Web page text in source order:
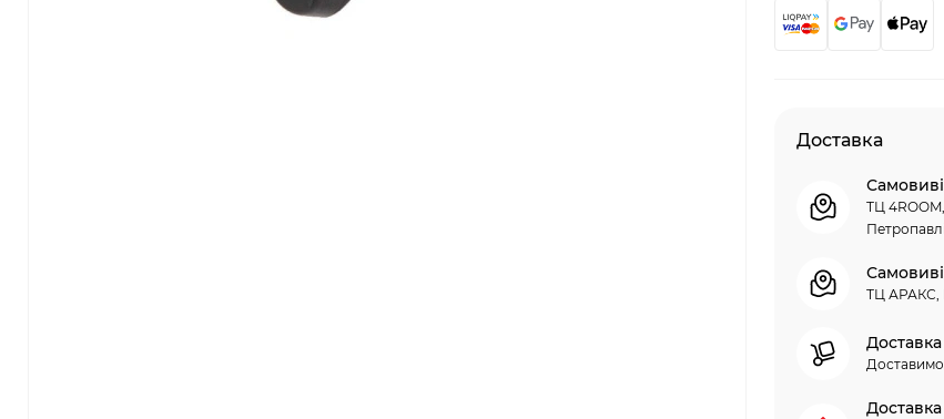
Доставка
ТЦ
ТЦ АРАКС,